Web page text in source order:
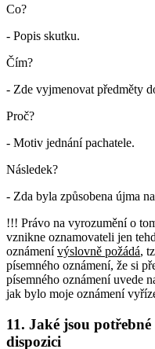
Co?
- Popis skutku.
Čím?
- Zde vyjmenovat předměty
Proč?
- Motiv jednání pachatele.
Následek?
- Zda byla způsobena újma
!!! Právo na vyrozumění o
vznikne oznamovateli jen
oznámenívýslovně požádá,
písemného oznámení, že si
písemného oznámení uvede
jak bylo moje oznámení
11. Jaké jsou
dispozici